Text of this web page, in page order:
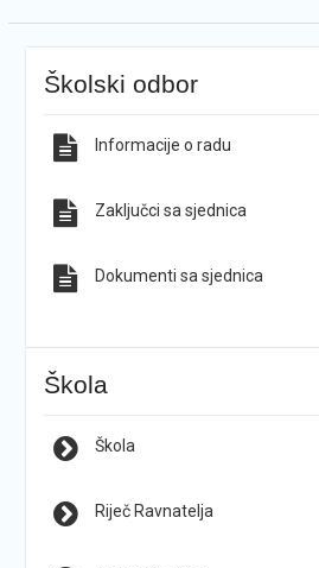
Školski odbor
Informacije o radu
Zaključci sa sjednica
Dokumenti sa sjednica
Škola
Škola
Riječ Ravnatelja